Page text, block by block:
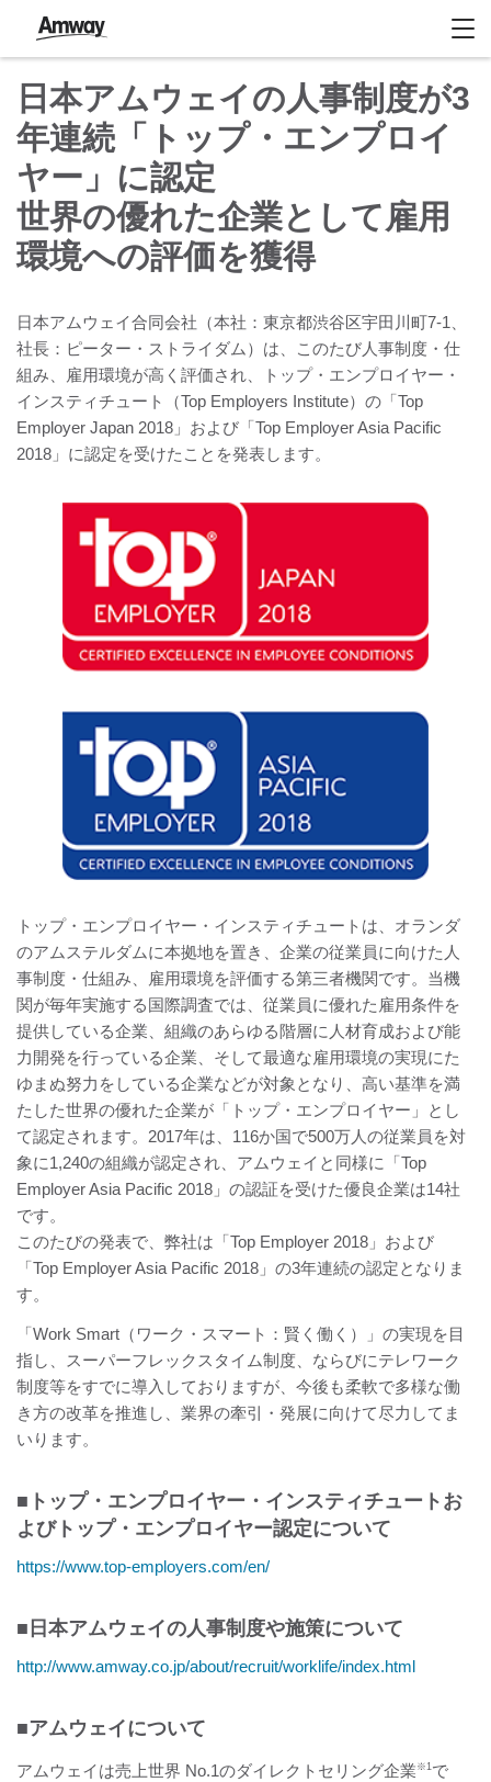
日本アムウェイの人事制度が3
年連続「トップ・エンプロイ
ヤー」に認定
世界の優れた企業として雇用
環境への評価を獲得
日本アムウェイ合同会社（本社：東京都渋谷区宇田川町7-1、
社長：ピーター・ストライダム）は、このたび人事制度・仕
組み、雇用環境が高く評価され、トップ・エンプロイヤー・
インスティチュート（Top Employers Institute）の「Top
Employer Japan 2018」および「Top Employer Asia Pacific
2018」に認定を受けたことを発表します。
トップ・エンプロイヤー・インスティチュートは、オランダ
のアムステルダムに本拠地を置き、企業の従業員に向けた人
事制度・仕組み、雇用環境を評価する第三者機関です。当機
関が毎年実施する国際調査では、従業員に優れた雇用条件を
提供している企業、組織のあらゆる階層に人材育成および能
力開発を行っている企業、そして最適な雇用環境の実現にた
ゆまぬ努力をしている企業などが対象となり、高い基準を満
たした世界の優れた企業が「トップ・エンプロイヤー」とし
て認定されます。2017年は、116か国で500万人の従業員を対
象に1,240の組織が認定され、アムウェイと同様に「Top
Employer Asia Pacific 2018」の認証を受けた優良企業は14社
です。
このたびの発表で、弊社は「Top Employer 2018」および
「Top Employer Asia Pacific 2018」の3年連続の認定となりま
す。
「Work Smart（ワーク・スマート：賢く働く）」の実現を目
指し、スーパーフレックスタイム制度、ならびにテレワーク
制度等をすでに導入しておりますが、今後も柔軟で多様な働
き方の改革を推進し、業界の牽引・発展に向けて尽力してま
いります。
■トップ・エンプロイヤー・インスティチュートお
よびトップ・エンプロイヤー認定について
https://www.top-employers.com/en/
■日本アムウェイの人事制度や施策について
http://www.amway.co.jp/about/recruit/worklife/index.html
■アムウェイについて
アムウェイは売上世界 No.1のダイレクトセリング企業 ※1で